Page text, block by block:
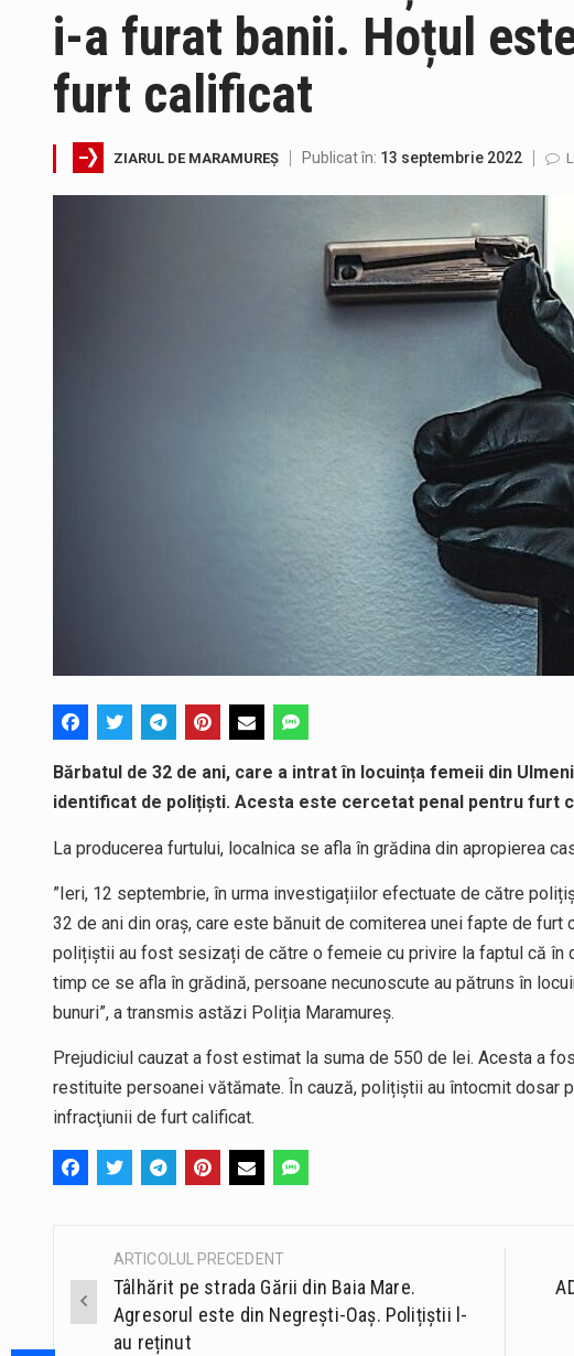
Tot mai multi băimăreni semnalează
Fostul deputat si primar Cătălin
i-a furat banii. Hoțul
furt calificat
ZIARUL DE MARAMUREȘ Publicat în: 13 septembrie 2022
Bărbatul de 32 de ani, care a intrat în locuința femeii din
identificat de polițiști. Acesta este cercetat penal pentru furt
La producerea furtului, localnica se afla în grădina din apropierea
”Ieri, 12 septembrie, în urma investigațiilor efectuate de către
32 de ani din oraș, care este bănuit de comiterea unei fapte de furt
polițiștii au fost sesizați de către o femeie cu privire la faptul că în
timp ce se afla în grădină, persoane necunoscute au pătruns în
bunuri”, a transmis astăzi Poliția Maramureș.
Prejudiciul cauzat a fost estimat la suma de 550 de lei. Acesta a
restituite persoanei vătămate. În cauză, polițiștii au întocmit dosar
infracţiunii de furt calificat.
Post
navigation
ARTICOLUL PRECEDENT
Tâlhărit pe strada Gării din Baia Mare.
Agresorul este din Negrești-Oaș. Polițiștii l-
au reținut